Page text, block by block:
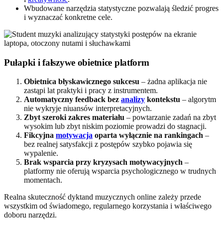
Wbudowane narzędzia statystyczne pozwalają śledzić progres
i wyznaczać konkretne cele.
Pułapki i fałszywe obietnice platform
Obietnica błyskawicznego sukcesu – żadna aplikacja nie
zastąpi lat praktyki i pracy z instrumentem.
Automatyczny feedback bez analizy kontekstu – algorytm
nie wykryje niuansów interpretacyjnych.
Zbyt szeroki zakres materiału – powtarzanie zadań na zbyt
wysokim lub zbyt niskim poziomie prowadzi do stagnacji.
Fikcyjna motywacja oparta wyłącznie na rankingach –
bez realnej satysfakcji z postępów szybko pojawia się
wypalenie.
Brak wsparcia przy kryzysach motywacyjnych –
platformy nie oferują wsparcia psychologicznego w trudnych
momentach.
Realna skuteczność dyktand muzycznych online zależy przede
wszystkim od świadomego, regularnego korzystania i właściwego
doboru narzędzi.